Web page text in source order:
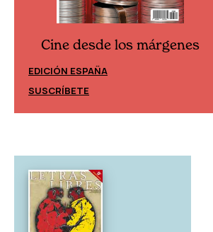
Cine desde los márgenes
EDICIÓN MÉXICO
SUSCRÍBETE